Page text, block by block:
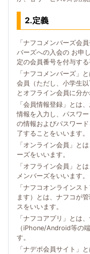
2.定義
「ナフコメンバーズ会
バーズへの入会の お申
定の会員番号を付与する
「ナフコメンバーズ」
会員（ただし、小学生
とオフライン会員に分か
「会員情報登録」とは
情報を入力し、パスワ
の情報およびパスワー
了することをいいます。
「オンライン会員」と
ーズをいいます。
「オフライン会員」と
メンバーズをいいます。
「ナフコオンラインス
ます）とは、ナフコが
スをいいます。
「ナフコアプリ」とは
（iPhone/Android等の
す。
「ナデポ会員サイト」